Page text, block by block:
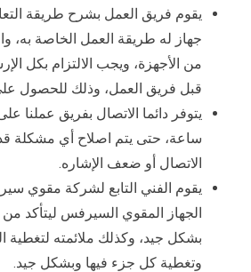
يقوم فريق العمل بشرح طريقة
جهاز له طريقة العمل الخاصة به،
من الأجهزة، ويجب الالتزام بكل
قبل فريق العمل، وذلك للحصول
يتوفر دائما الاتصال بفريق عملنا
ساعة، حتى يتم اصلاح أي مشكلة
الاتصال أو ضعف الإشاره.
يقوم الفني التابع لشركة مقوي
الجهاز المقوي السيرفس ليتأكد
بشكل جيد، وكذلك ملائمته لتغطية
وتغطية كل جزء فيها وبشكل جيد.